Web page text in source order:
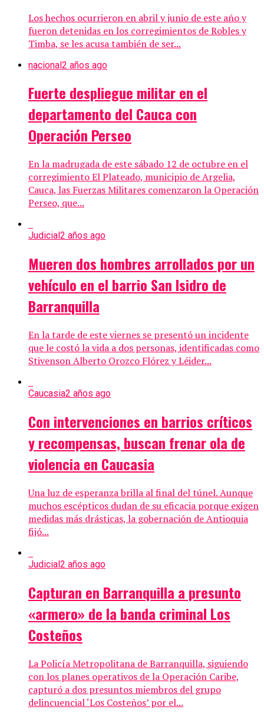
Los hechos ocurrieron en abril y junio de este año y
fueron detenidas en los corregimientos de Robles y
Timba, se les acusa también de ser...
nacional2 años ago
Fuerte despliegue militar en el
departamento del Cauca con
Operación Perseo
En la madrugada de este sábado 12 de octubre en el
corregimiento El Plateado, municipio de Argelia,
Cauca, las Fuerzas Militares comenzaron la Operación
Perseo, que...
Judicial 2 años ago
Mueren dos hombres arrollados por un
vehículo en el barrio San Isidro de
Barranquilla
En la tarde de este viernes se presentó un incidente
que le costó la vida a dos personas, identificadas como
Stivenson Alberto Orozco Flórez y Léider...
Caucasia2 años ago
Con intervenciones en barrios críticos
y recompensas, buscan frenar ola de
violencia en Caucasia
Una luz de esperanza brilla al final del túnel. Aunque
muchos escépticos dudan de su eficacia porque exigen
medidas más drásticas, la gobernación de Antioquia
fijó...
Judicial2 años ago
Capturan en Barranquilla a presunto
«armero» de la banda criminal Los
Costeños
La Policía Metropolitana de Barranquilla, siguiendo
con los planes operativos de la Operación Caribe,
capturó a dos presuntos miembros del grupo
delincuencial ‘Los Costeños’ por el...